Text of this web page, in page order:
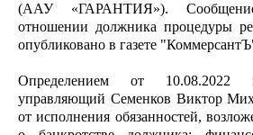
(ААУ «ГАРАНТИЯ»).
отношении должника процедуры
опубликовано в газете
Определением от 10.08.2022
управляющий Семенков Виктор
от исполнения обязанностей,